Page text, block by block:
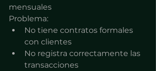
mensuales
Problema:
No tiene contratos formales
con clientes
No registra correctamente las
transacciones